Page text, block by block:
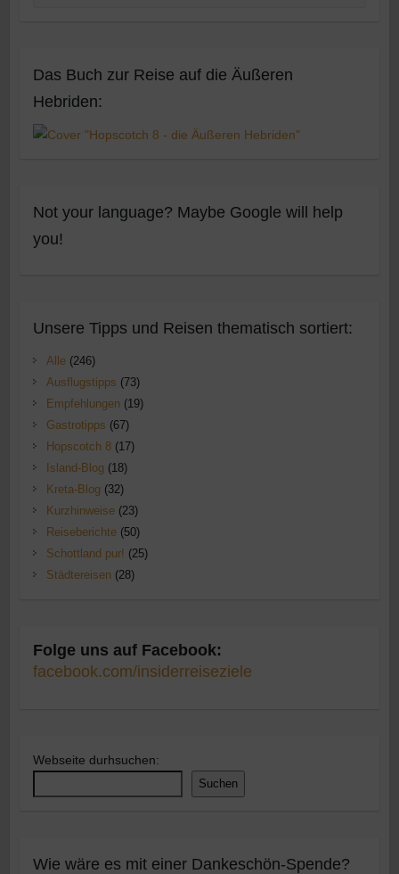
Das Buch zur Reise auf die Äußeren
Hebriden:
Not your language? Maybe Google will help
you!
Unsere Tipps und Reisen thematisch sortiert:
Alle(246)
Ausflugstipps (73)
Empfehlungen(19)
Gastrotipps (67)
Hopscotch 8(17)
Island-Blog (18)
Kreta-Blog (32)
Kurzhinweise(23)
Reiseberichte(50)
Schottland pur! (25)
Städtereisen(28)
Folge uns auf Facebook:
facebook.com/insiderreiseziele
Webseite durhsuchen:
Suchen
Wie wäre es mit einer Dankeschön-Spende?